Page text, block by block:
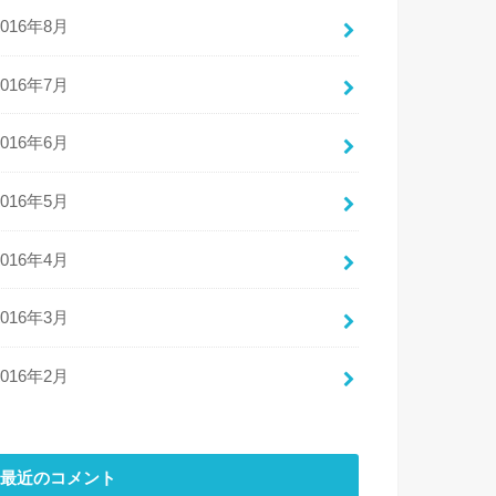
年8月
年7月
年6月
年5月
年4月
年3月
年2月
最近のコメント